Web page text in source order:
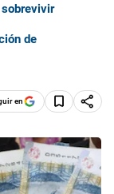
sobrevivir
de
en